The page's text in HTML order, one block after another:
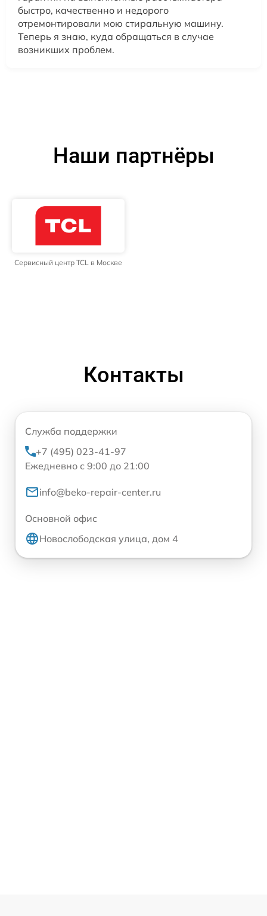
быстро, качественно и недорого
отремонтировали мою стиральную машину.
Теперь я знаю, куда обращаться в случае
возникших проблем.
Наши партнёры
Сервисный центр TCL в Москве
Контакты
Служба поддержки
+7 (495) 023-41-97
Ежедневно с 9:00 до 21:00
info@beko-repair-center.ru
Основной офис
Новослободская улица, дом 4